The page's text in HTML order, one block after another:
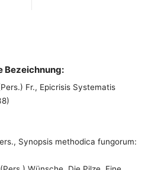
Bezeichnung:
Fr., Epicrisis Systematis
Synopsis methodica fungorum: